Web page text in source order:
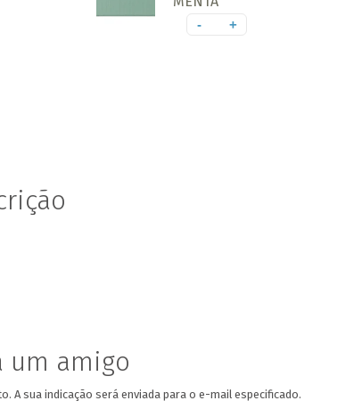
+
-
um amigo
A sua indicação será enviada para o e-mail especificado.